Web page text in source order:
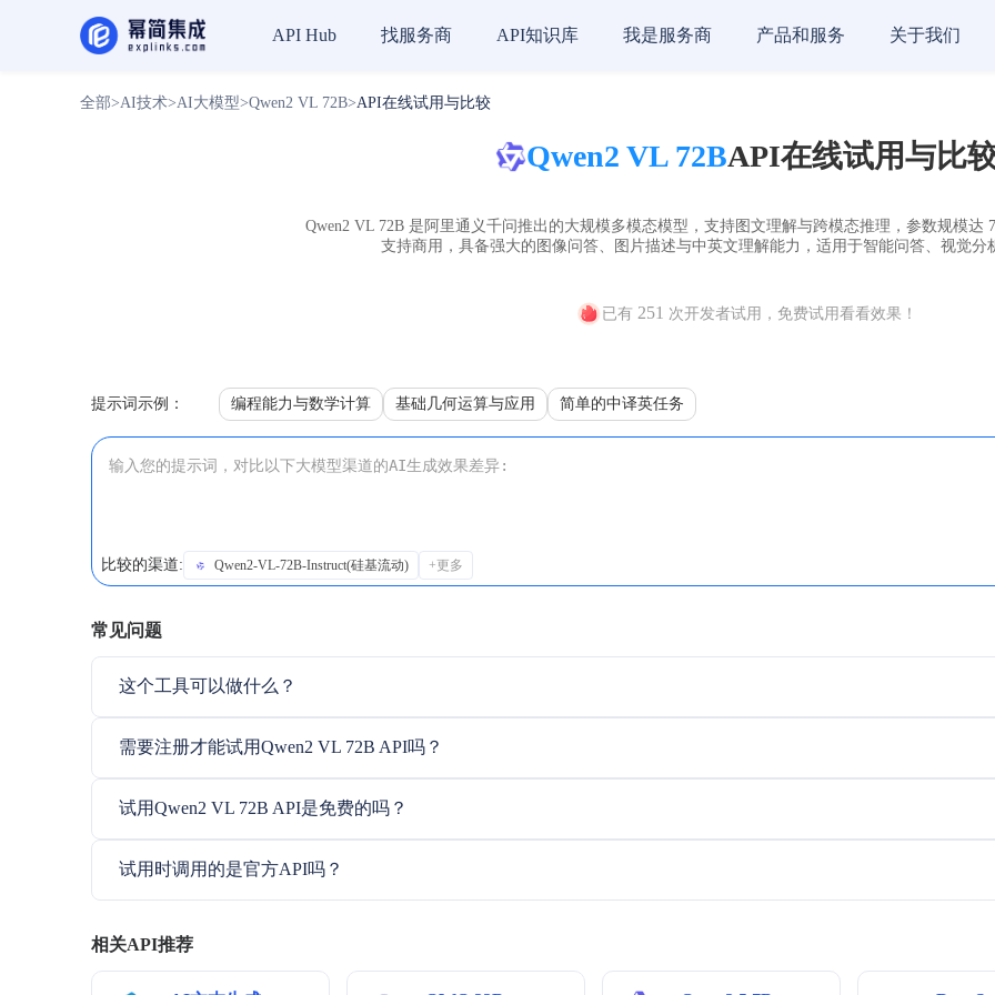
API Hub 找服务商 API知识库 我是服务商 产品和服务 关于我们
全部>AI技术>AI大模型>Qwen2 VL 72B>API在线试用与比较
Qwen2 VL 72BAPI在线试用与比
Qwen2 VL 72B 是阿里通义千问推出的大规模多模态模型，支持图文理解与跨模态推理，参数规模达
支持商用，具备强大的图像问答、图片描述与中英文理解能力，适用于智能问答、视觉分
已有 251 次开发者试用，免费试用看看效果！
提示词示例： 编程能力与数学计算 基础几何运算与应用 简单的中译英任务
比较的渠道: Qwen2-VL-72B-Instruct(硅基流动) +更多
常见问题
这个工具可以做什么？
需要注册才能试用Qwen2 VL 72B API吗？
试用Qwen2 VL 72B API是免费的吗？
试用时调用的是官方API吗？
相关API推荐